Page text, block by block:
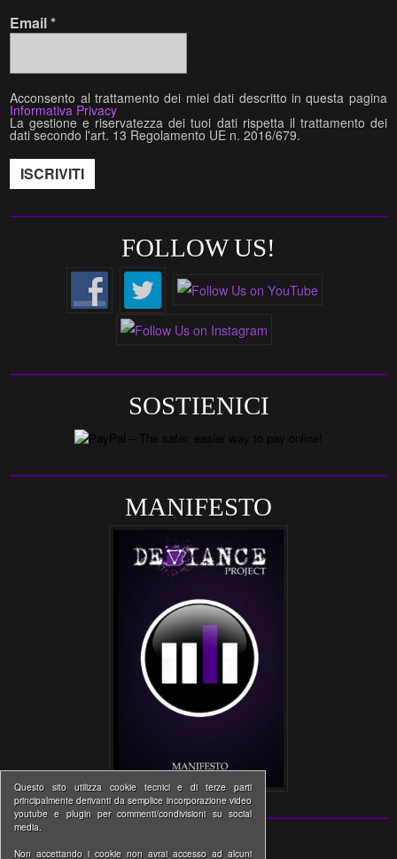
Email*
Acconsento al trattamento dei miei dati descritto in questa pagina
Informativa Privacy
La gestione e riservatezza dei tuoi dati rispetta il trattamento dei
dati secondo l'art. 13 Regolamento UE n. 2016/679.
FOLLOW US!
SOSTIENICI
MANIFESTO
Questo sito utilizza cookie tecnici e di terze parti
principalmente derivanti da semplice incorporazione video
youtube e plugin per commenti/condivisioni su social
media.
Non accettando i cookie non avrai accesso ad alcuni